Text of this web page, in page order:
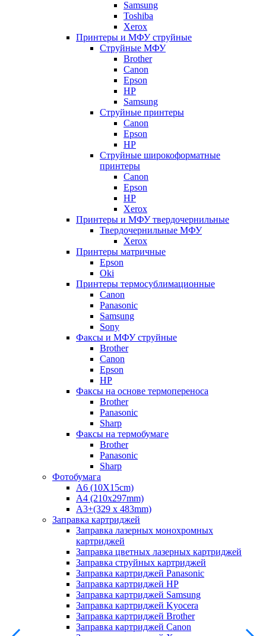
Samsung
Toshiba
Xerox
Принтеры и МФУ струйные
Струйные МФУ
Brother
Canon
Epson
HP
Samsung
Струйные принтеры
Canon
Epson
HP
Струйные широкоформатные
принтеры
Canon
Epson
HP
Xerox
Принтеры и МФУ твердочернильные
Твердочернильные МФУ
Xerox
Принтеры матричные
Epson
Oki
Принтеры термосублимационные
Canon
Panasonic
Samsung
Sony
Факсы и МФУ струйные
Brother
Canon
Epson
HP
Факсы на основе термопереноса
Brother
Panasonic
Sharp
Факсы на термобумаге
Brother
Panasonic
Sharp
Фотобумага
A6 (10X15cm)
A4 (210x297mm)
А3+(329 x 483mm)
Заправка картриджей
Заправка лазерных монохромных
картриджей
Заправка цветных лазерных картриджей
Заправка струйных картриджей
Заправка картриджей Panasonic
Заправка картриджей HP
Заправка картриджей Samsung
Заправка картриджей Kyocera
Заправка картриджей Brother
Заправка картриджей Canon